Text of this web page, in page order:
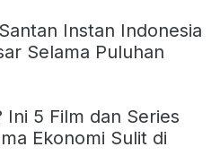
Instan Indonesia
Selama Puluhan
Ini 5 Film dan Series
Ekonomi Sulit di